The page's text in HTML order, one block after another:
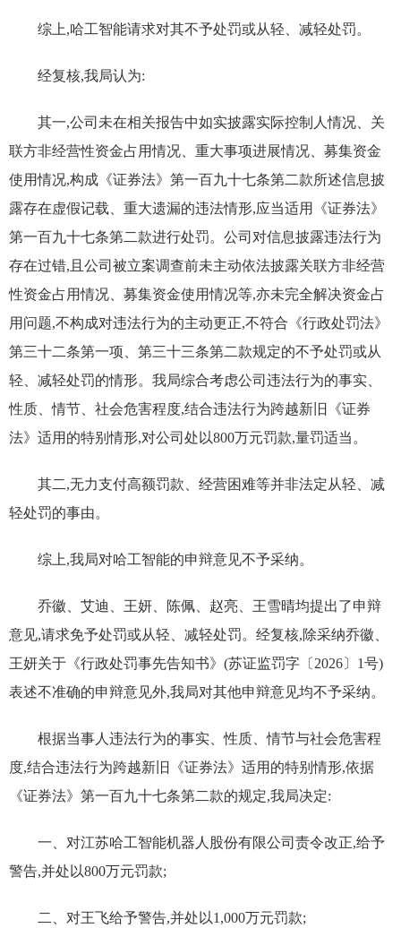
综上,哈工智能请求对其不予处罚或从轻、减轻处罚。
经复核,我局认为:
其一,公司未在相关报告中如实披露实际控制人情况、关
联方非经营性资金占用情况、重大事项进展情况、募集资金
使用情况,构成《证券法》第一百九十七条第二款所述信息披
露存在虚假记载、重大遗漏的违法情形,应当适用《证券法》
第一百九十七条第二款进行处罚。公司对信息披露违法行为
存在过错,且公司被立案调查前未主动依法披露关联方非经营
性资金占用情况、募集资金使用情况等,亦未完全解决资金占
用问题,不构成对违法行为的主动更正,不符合《行政处罚法》
第三十二条第一项、第三十三条第二款规定的不予处罚或从
轻、减轻处罚的情形。我局综合考虑公司违法行为的事实、
性质、情节、社会危害程度,结合违法行为跨越新旧《证券
法》适用的特别情形,对公司处以800万元罚款,量罚适当。
其二,无力支付高额罚款、经营困难等并非法定从轻、减
轻处罚的事由。
综上,我局对哈工智能的申辩意见不予采纳。
乔徽、艾迪、王妍、陈佩、赵亮、王雪晴均提出了申辩
意见,请求免予处罚或从轻、减轻处罚。经复核,除采纳乔徽、
王妍关于《行政处罚事先告知书》(苏证监罚字〔2026〕1号)
表述不准确的申辩意见外,我局对其他申辩意见均不予采纳。
根据当事人违法行为的事实、性质、情节与社会危害程
度,结合违法行为跨越新旧《证券法》适用的特别情形,依据
《证券法》第一百九十七条第二款的规定,我局决定:
一、对江苏哈工智能机器人股份有限公司责令改正,给予
警告,并处以800万元罚款;
二、对王飞给予警告,并处以1,000万元罚款;